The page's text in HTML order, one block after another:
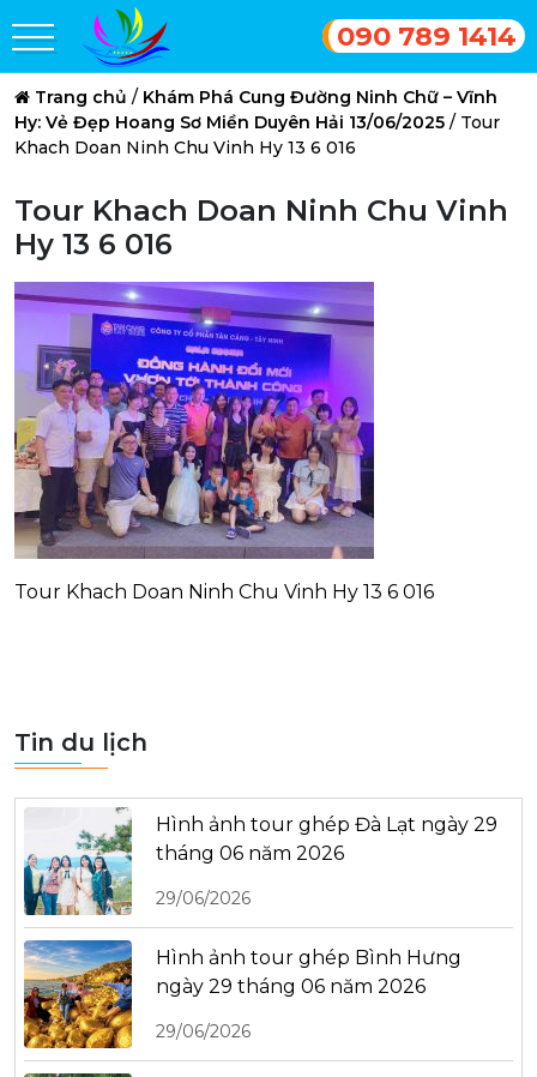
090 789 1414
Trang chủ / Khám Phá Cung Đường Ninh Chữ – Vĩnh
Hy: Vẻ Đẹp Hoang Sơ Miền Duyên Hải 13/06/2025 / Tour
Khach Doan Ninh Chu Vinh Hy 13 6 016
Tour Khach Doan Ninh Chu Vinh
Hy 13 6 016
Tour Khach Doan Ninh Chu Vinh Hy 13 6 016
Tin du lịch
Hình ảnh tour ghép Đà Lạt ngày 29
tháng 06 năm 2026
29/06/2026
Hình ảnh tour ghép Bình Hưng
ngày 29 tháng 06 năm 2026
29/06/2026